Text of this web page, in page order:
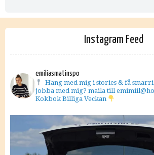
Instagram Feed
emiliasmatinspo
Häng med mig i stories & få
jobba med mig? maila till
Kokbok Billiga Veckan